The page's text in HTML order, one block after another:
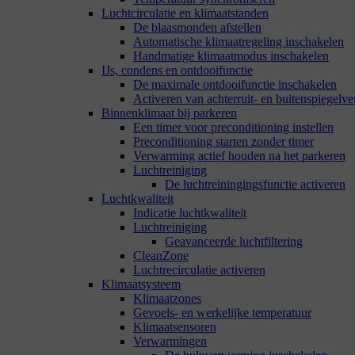
Luchtcirculatie en klimaatstanden
De blaasmonden afstellen
Automatische klimaatregeling inschakelen
Handmatige klimaatmodus inschakelen
IJs, condens en ontdooifunctie
De maximale ontdooifunctie inschakelen
Activeren van achterruit- en
Binnenklimaat bij parkeren
Een timer voor preconditioning instellen
Preconditioning starten zonder timer
Verwarming actief houden na het parkeren
Luchtreiniging
De luchtreiningingsfunctie activeren
Luchtkwaliteit
Indicatie luchtkwaliteit
Luchtreiniging
Geavanceerde luchtfiltering
CleanZone
Luchtrecirculatie activeren
Klimaatsysteem
Klimaatzones
Gevoels- en werkelijke temperatuur
Klimaatsensoren
Verwarmingen